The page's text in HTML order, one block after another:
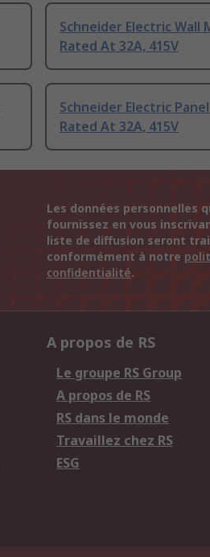
Schneider Electric Wall
Rated At 32A, 415V
Schneider Electric
Rated At 32A, 415V
Les données personnelles
fournissez en vous
liste de diffusion seront
conformément à notre
confidentialité.
A propos de RS
Le groupe RS Group
A propos de RS
RS dans le monde
Travaillez chez RS
ESG